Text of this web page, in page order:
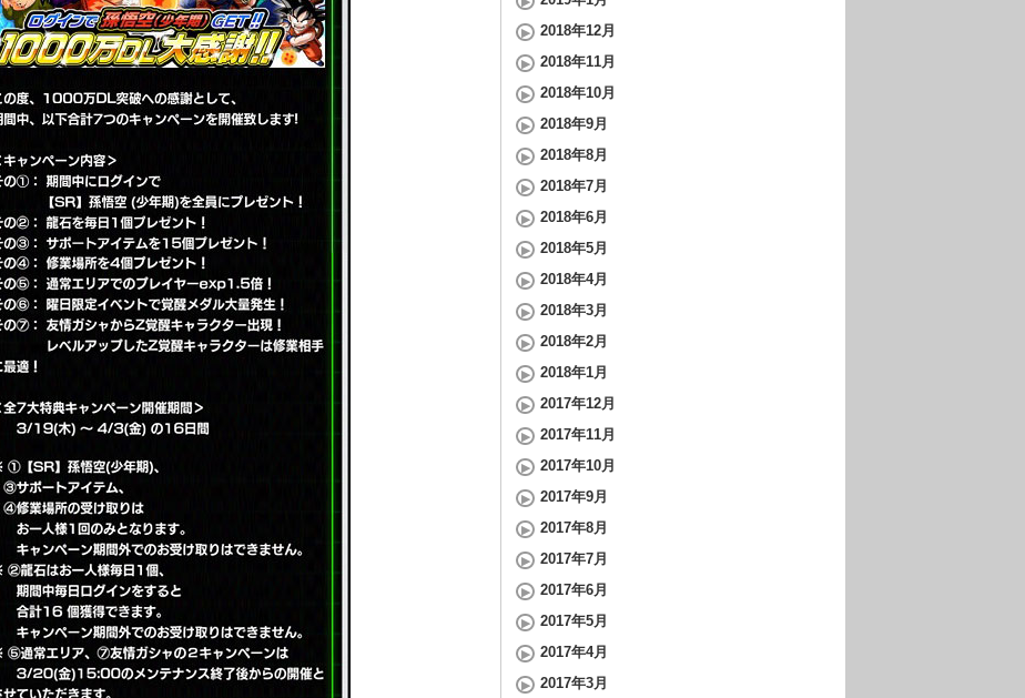
2018年12月
2018年11月
2018年10月
2018年9月
2018年8月
2018年7月
2018年6月
2018年5月
2018年4月
2018年3月
2018年2月
2018年1月
2017年12月
2017年11月
2017年10月
2017年9月
2017年8月
2017年7月
2017年6月
2017年5月
2017年4月
2017年3月